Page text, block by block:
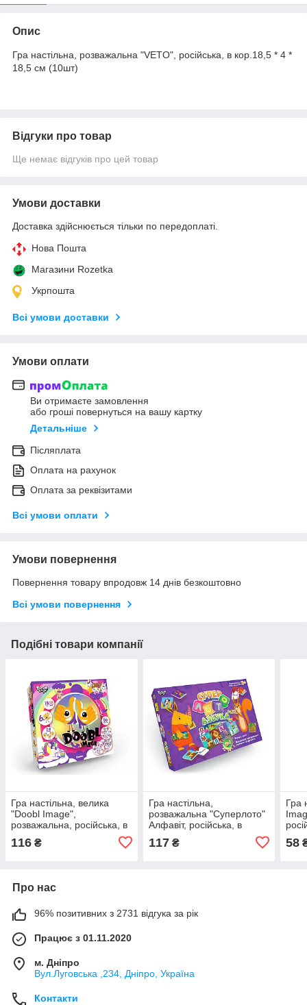
Опис
Гра настільна, розважальна "VETO", російська, в кор.18,5 * 4 *
18,5 см (10шт)
Відгуки про товар
Ще немає відгуків про цей товар
Умови доставки
Доставка здійснюється тільки по передоплаті.
Нова Пошта
Магазини Rozetka
Укрпошта
Всі умови доставки
Умови оплати
Ви отримаєте замовлення
або гроші повернуться на вашу картку
Детальніше
Післяплата
Оплата на рахунок
Оплата за реквізитами
Всі умови оплати
Умови повернення
Повернення товару впродовж 14 днів безкоштовно
Всі умови повернення
Подібні товари компанії
Гра настільна, велика
"Doobl Image",
розважальна, російська, в
116 ₴
Гра настільна,
розважальна "Суперлото"
Алфавіт, російська, в
117₴
Гра
58
Про нас
96% позитивних з 2731 відгука за рік
Працює з 01.11.2020
м. Дніпро
Вул.Луговська ,234, Дніпро, Україна
Контакти